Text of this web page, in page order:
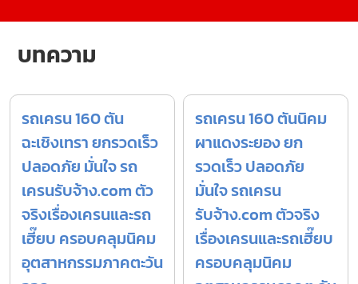
บทความ
รถเครน 160 ตัน
ฉะเชิงเทรา ยกรวดเร็ว
ปลอดภัย มั่นใจ รถ
เครนรับจ้าง.com ตัว
จริงเรื่องเครนและรถ
เฮี๊ยบ ครอบคลุมนิคม
อุตสาหกรรมภาคตะวัน
รถเครน 160 ตันนิคม
ผาแดงระยอง ยก
รวดเร็ว ปลอดภัย
มั่นใจ รถเครน
รับจ้าง.com ตัวจริง
เรื่องเครนและรถเฮี๊ยบ
ครอบคลุมนิคม